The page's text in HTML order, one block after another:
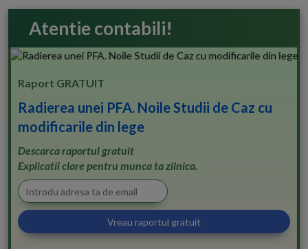
Atentie contabili!
Raport GRATUIT
Radierea unei PFA. Noile Studii de Caz cu
modificarile din lege
Descarca raportul gratuit
Explicatii clare pentru munca ta zilnica.